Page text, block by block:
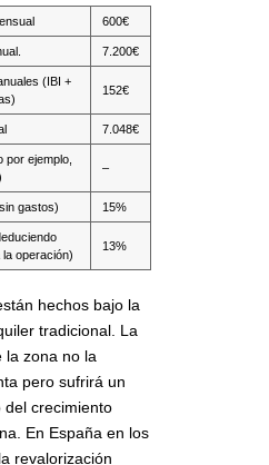
600€
7.200€
(IBI +
152€
7.048€
ejemplo,
–
gastos) 15%
operación)
13%
hechos bajo la
tradicional. La
la zona no la
pero sufrirá un
del crecimiento
En España en los
revalorización